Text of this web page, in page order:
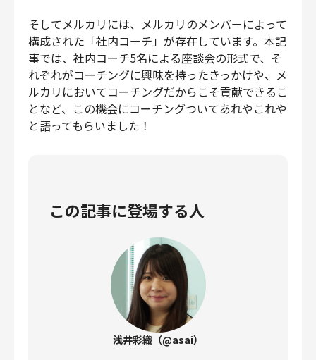
そしてメルカリには、メルカリのメンバーによって
構成された「社内コーチ」が存在しています。本記
事では、社内コーチ5名による座談会の形式で、そ
れぞれがコーチングに興味を持ったきっかけや、メ
ルカリにおいてコーチングだからこそ貢献できるこ
となど、この機会にコーチングついてあれやこれや
と語ってもらいました！
この記事に登場する人
浅井彩織（@asai）